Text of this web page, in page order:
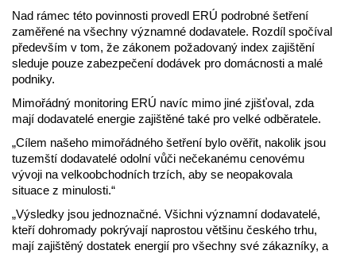
Nad rámec této povinnosti provedl ERÚ podrobné šetření
zaměřené na všechny významné dodavatele. Rozdíl spočíval
především v tom, že zákonem požadovaný index zajištění
sleduje pouze zabezpečení dodávek pro domácnosti a malé
podniky.
Mimořádný monitoring ERÚ navíc mimo jiné zjišťoval, zda
mají dodavatelé energie zajištěné také pro velké odběratele.
„Cílem našeho mimořádného šetření bylo ověřit, nakolik jsou
tuzemští dodavatelé odolní vůči nečekanému cenovému
vývoji na velkoobchodních trzích, aby se neopakovala
situace z minulosti.“
„Výsledky jsou jednoznačné. Všichni významní dodavatelé,
kteří dohromady pokrývají naprostou většinu českého trhu,
mají zajištěný dostatek energií pro všechny své zákazníky, a